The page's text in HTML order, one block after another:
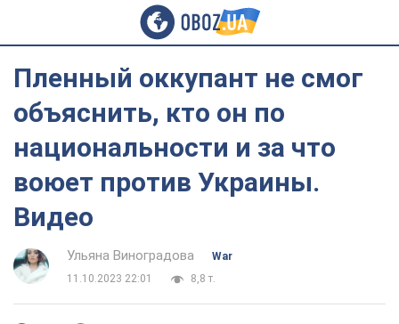
Пленный оккупант не смог
объяснить, кто он по
национальности и за что
воюет против Украины.
Видео
Ульяна Виноградова
War
11.10.2023 22:01
8,8 т.